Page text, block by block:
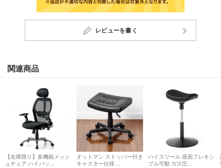
レビューを書く
関連商品
【在庫限り】多機能メッシ
ュチェア ハイバッ...
オットマン ストッパー付き
キャスター仕様 ...
ハイスツール 座面フレキシ
ブル可動 ガス圧...